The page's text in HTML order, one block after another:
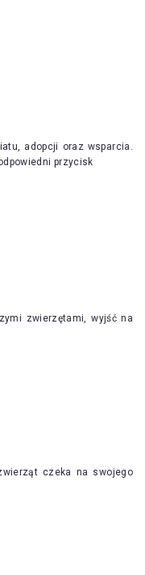
adopcji oraz wsparcia.
przycisk
zwierzętami, wyjść na
czeka na swojego